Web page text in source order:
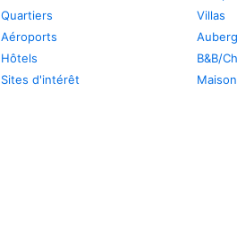
Quartiers
Aéroports
Hôtels
Sites d'intérêt
Villas
B&B/